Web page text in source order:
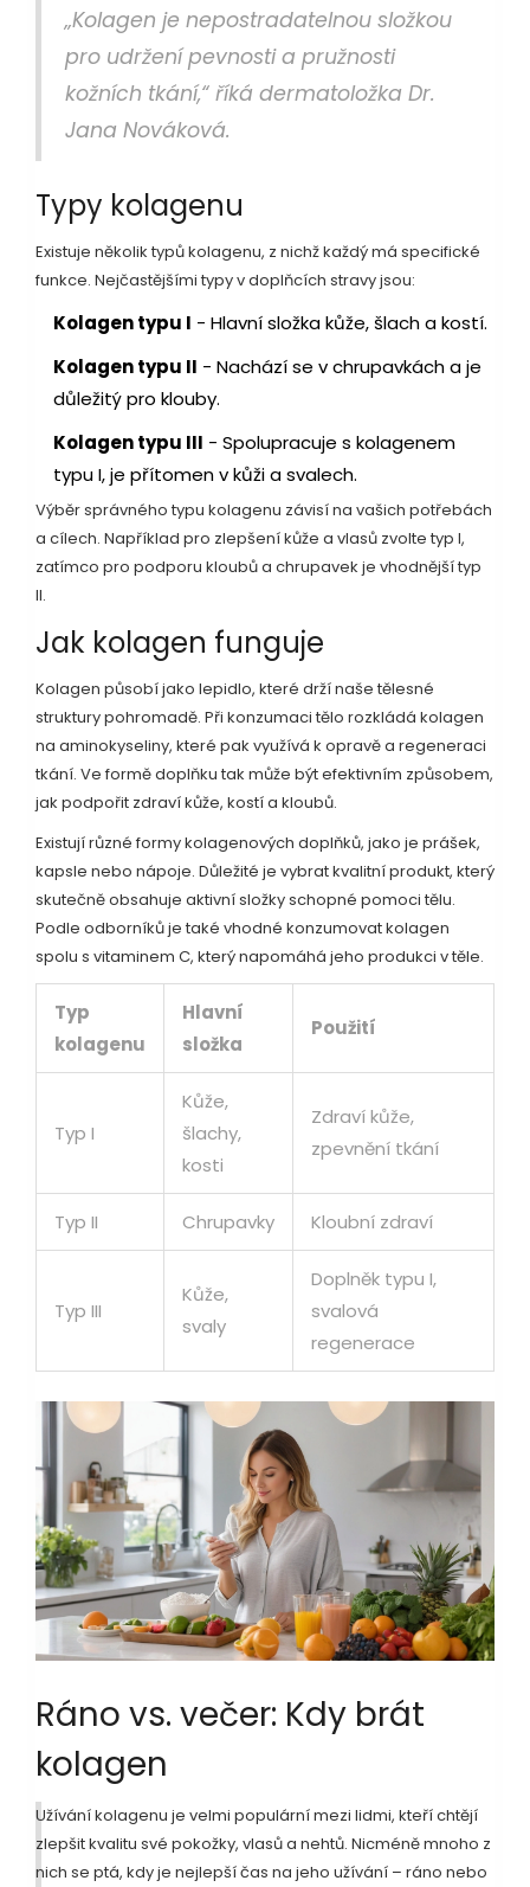
„Kolagen je nepostradatelnou složkou
pro udržení pevnosti a pružnosti
kožních tkání,“ říká dermatoložka Dr.
Jana Nováková.
Typy kolagenu
Existuje několik typů kolagenu, z nichž každý má specifické
funkce. Nejčastějšími typy v doplňcích stravy jsou:
Kolagen typu I - Hlavní složka kůže, šlach a kostí.
Kolagen typu II - Nachází se v chrupavkách a je
důležitý pro klouby.
Kolagen typu III - Spolupracuje s kolagenem
typu I, je přítomen v kůži a svalech.
Výběr správného typu kolagenu závisí na vašich potřebách
a cílech. Například pro zlepšení kůže a vlasů zvolte typ I,
zatímco pro podporu kloubů a chrupavek je vhodnější typ
II.
Jak kolagen funguje
Kolagen působí jako lepidlo, které drží naše tělesné
struktury pohromadě. Při konzumaci tělo rozkládá kolagen
na aminokyseliny, které pak využívá k opravě a regeneraci
tkání. Ve formě doplňku tak může být efektivním způsobem,
jak podpořit zdraví kůže, kostí a kloubů.
Existují různé formy kolagenových doplňků, jako je prášek,
kapsle nebo nápoje. Důležité je vybrat kvalitní produkt, který
skutečně obsahuje aktivní složky schopné pomoci tělu.
Podle odborníků je také vhodné konzumovat kolagen
spolu s vitaminem C, který napomáhá jeho produkci v těle.
Typ
kolagenu
Hlavní
složka
Použití
Typ I
Kůže,
šlachy,
kosti
Zdraví kůže,
zpevnění tkání
Typ II Chrupavky Kloubní zdraví
Typ III
Kůže,
svaly
Doplněk typu I,
svalová
regenerace
Ráno vs. večer: Kdy brát
kolagen
Užívání kolagenu je velmi populární mezi lidmi, kteří chtějí
zlepšit kvalitu své pokožky, vlasů a nehtů. Nicméně mnoho z
nich se ptá, kdy je nejlepší čas na jeho užívání – ráno nebo